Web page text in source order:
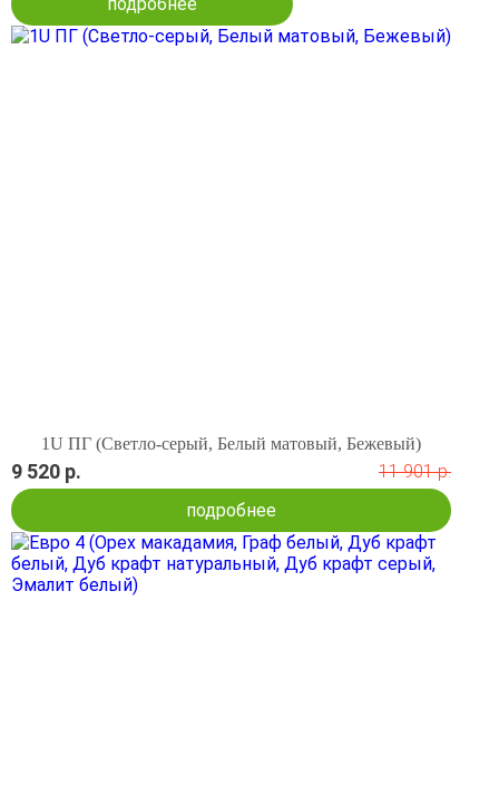
1U ПГ (Светло-серый, Белый матовый, Бежевый)
9 520 р.
11 901 р.
подробнее